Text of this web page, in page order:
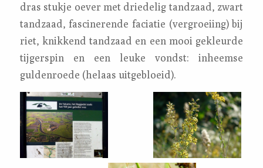
dras stukje oever met driedelig tandzaad, zwart
tandzaad, fascinerende faciatie (vergroeiing) bij
riet, knikkend tandzaad en een mooi gekleurde
tijgerspin en een leuke vondst: inheemse
guldenroede (helaas uitgebloeid).